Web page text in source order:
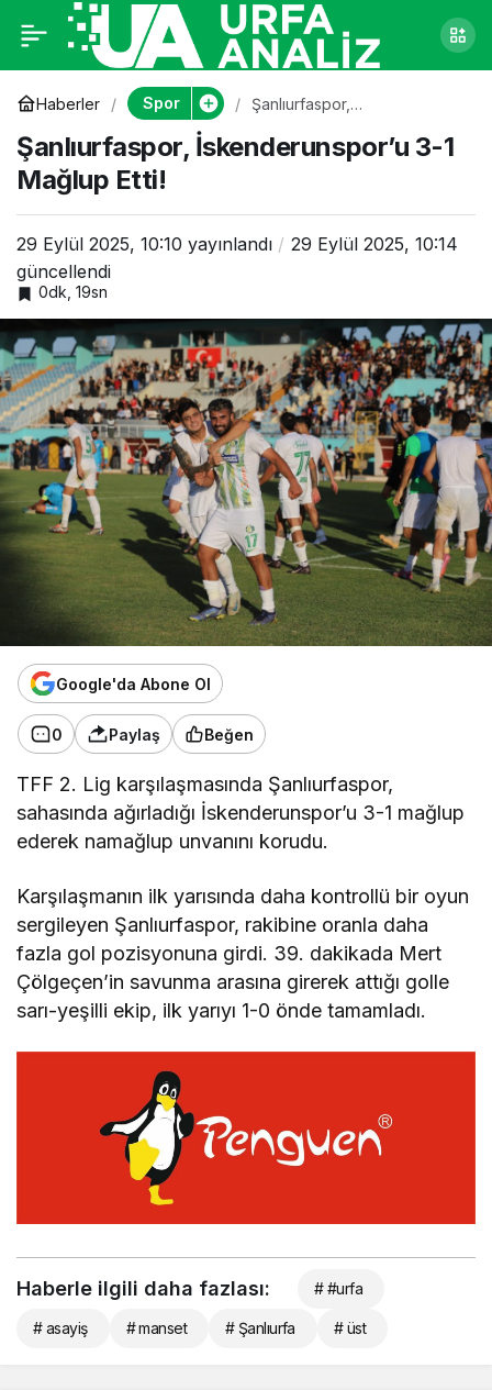
Haberler Spor
Şanlıurfaspor,
Etti!
Şanlıurfaspor, İskenderunspor’u 3-1
Mağlup Etti!
29 Eylül 2025, 10:10 yayınlandı
29 Eylül 2025, 10:14
güncellendi
0dk, 19sn
Google'da Abone Ol
0 Paylaş Beğen
TFF 2. Lig karşılaşmasında Şanlıurfaspor,
sahasında ağırladığı İskenderunspor’u 3-1 mağlup
ederek namağlup unvanını korudu.
Karşılaşmanın ilk yarısında daha kontrollü bir oyun
sergileyen Şanlıurfaspor, rakibine oranla daha
fazla gol pozisyonuna girdi. 39. dakikada Mert
Çölgeçen’in savunma arasına girerek attığı golle
sarı-yeşilli ekip, ilk yarıyı 1-0 önde tamamladı.
Şanlıurfaspor,
İskenderunspor’u 3-1
Mağlup Etti!
0
Haberle ilgili daha fazlası: # #urfa
# asayiş # manset # Şanlıurfa # üst